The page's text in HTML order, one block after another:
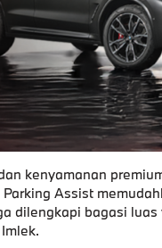
kenyamanan
Assist
dilengkapi bagasi